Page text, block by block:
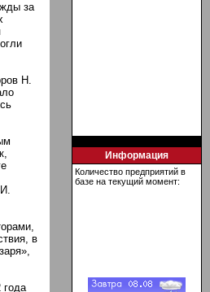
за
Н.
в
года
Информация
Количество предприятий в
базе на текущий момент: